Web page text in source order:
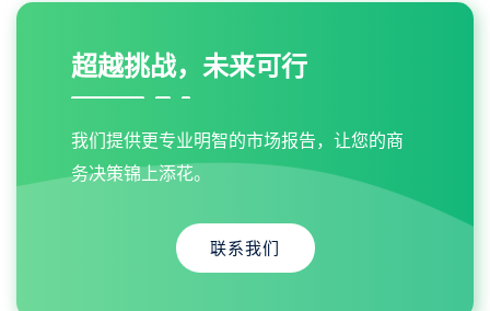
超越挑战，未来可行
我们提供更专业明智的市场报告，让您的商
务决策锦上添花。
联系我们